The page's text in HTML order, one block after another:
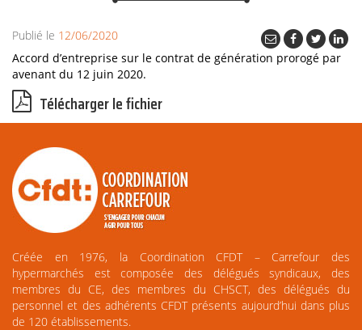
Publié le 12/06/2020
Accord d’entreprise sur le contrat de génération prorogé par
avenant du 12 juin 2020.
Télécharger le fichier
Créée en 1976, la Coordination CFDT – Carrefour des
hypermarchés est composée des délégués syndicaux, des
membres du CE, des membres du CHSCT, des délégués du
personnel et des adhérents CFDT présents aujourd’hui dans plus
de 120 établissements.